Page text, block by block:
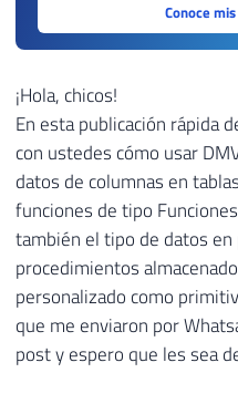
Conoce
¡Hola, chicos!
En esta publicación rápida
con ustedes cómo usar
datos de columnas en
funciones de tipo
también el tipo de datos
procedimientos
personalizado como
que me enviaron por
post y espero que les sea